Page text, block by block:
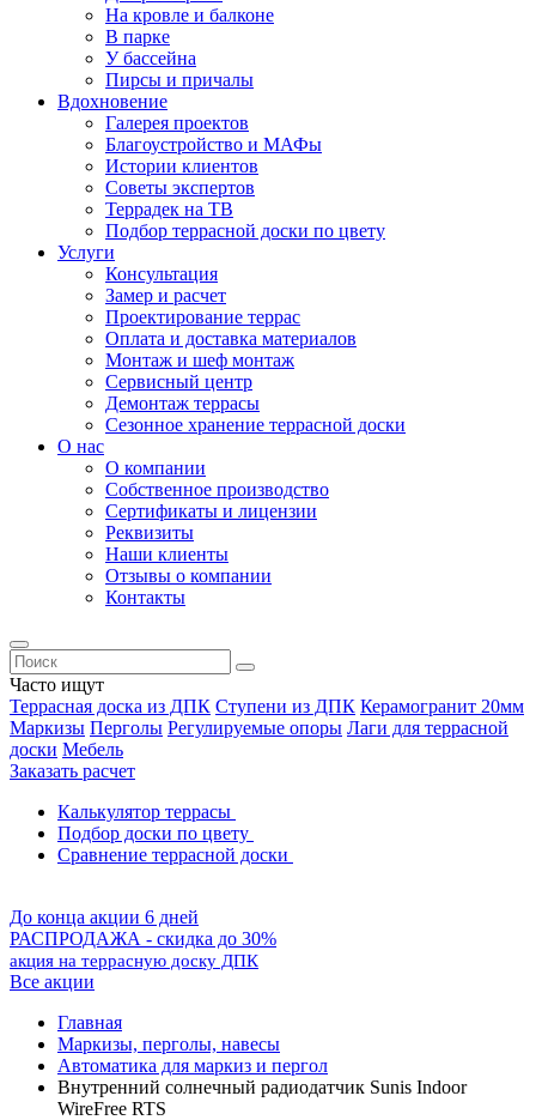
На кровле и балконе
В парке
У бассейна
Пирсы и причалы
Вдохновение
Галерея проектов
Благоустройство и МАФы
Истории клиентов
Советы экспертов
Террадек на ТВ
Подбор террасной доски по цвету
Услуги
Консультация
Замер и расчет
Проектирование террас
Оплата и доставка материалов
Монтаж и шеф монтаж
Сервисный центр
Демонтаж террасы
Сезонное хранение террасной доски
О нас
О компании
Собственное производство
Сертификаты и лицензии
Реквизиты
Наши клиенты
Отзывы о компании
Контакты
Часто ищут
Террасная доска из ДПК Ступени из ДПК Керамогранит 20мм
Маркизы Перголы Регулируемые опоры Лаги для террасной
доски Мебель
Заказать расчет
Калькулятор террасы
Подбор доски по цвету
Сравнение террасной доски
До конца акции 6 дней
РАСПРОДАЖА - скидка до 30%
акция на террасную доску ДПК
Все акции
Главная
Маркизы, перголы, навесы
Автоматика для маркиз и пергол
Внутренний солнечный радиодатчик Sunis Indoor
WireFree RTS